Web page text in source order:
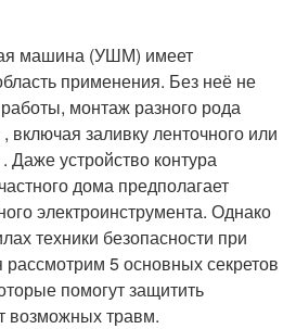
машина (УШМ) имеет
применения. Без неё не
монтаж разного рода
включая заливку ленточного или
Даже устройство контура
дома предполагает
электроинструмента. Однако
техники безопасности при
5 основных секретов
помогут защитить
возможных травм.